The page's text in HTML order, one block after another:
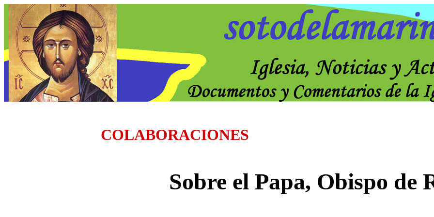
COLABORACIONES
Sobre el Papa, Obispo de